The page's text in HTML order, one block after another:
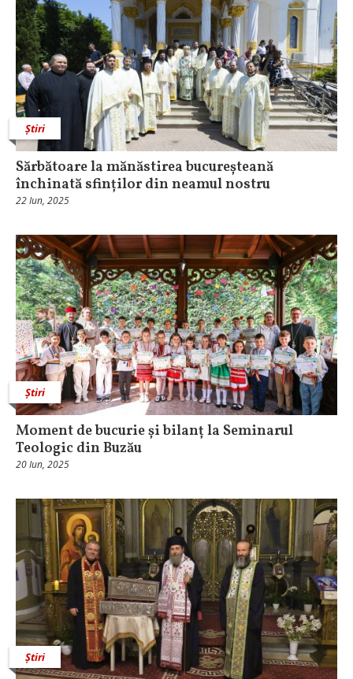
Știri
Sărbătoare la mănăstirea bucureșteană
închinată sfinților din neamul nostru
22 Iun, 2025
Știri
Moment de bucurie și bilanț la Seminarul
Teologic din Buzău
20 Iun, 2025
Știri